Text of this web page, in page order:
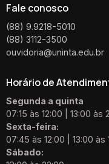
Fale conosco
(88) 9.9218-5010
(88) 3112-3500
ouvidoria@uninta.edu.br
Horário de
Segunda a quinta
07:15 às 12:00 | 13:00 às
Sexta-feira:
07:45 às 12:00 | 13:00 às
Sábado: